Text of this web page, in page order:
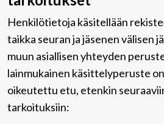
Henkilötietoja käsitellään
taikka seuran ja jäsenen välisen
muun asiallisen yhteyden
lainmukainen käsittelyperuste
oikeutettu etu, etenkin
tarkoituksiin: